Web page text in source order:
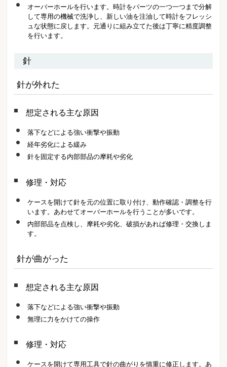
オーバーホールを行います。時計をパーツの一つ一つまで分解
して専用の機械で洗浄し、新しい油を注油して時計をフレッシ
ュな状態に戻します。元通りに組み立てた後は丁寧に精度調整
を行います。
針
針が外れた
想定される主な原因
落下などによる強い衝撃や振動
経年劣化による緩み
針を固定する内部部品の摩耗や劣化
修理・対応
ケースを開けて針を元の位置に取り付け、動作確認・調整を行
います。あわせてオーバーホールを行うことが多いです。
内部部品を点検し、摩耗や劣化、破損があれば修理・交換しま
す。
針が曲がった
想定される主な原因
落下などによる強い衝撃や振動
無理に力をかけての操作
修理・対応
ケースを開けて専用工具で針の曲がりを慎重に修正します。あ